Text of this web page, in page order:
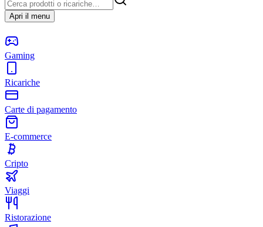
Apri il menu
Gaming
Ricariche
Carte di pagamento
E-commerce
Cripto
Viaggi
Ristorazione